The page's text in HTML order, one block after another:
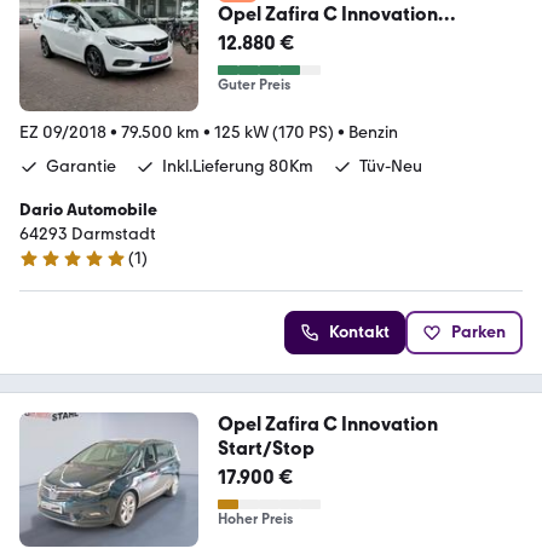
Opel Zafira C Innovation
Start/Stop/Sport/Navi/Kamera
12.880 €
Guter Preis
EZ 09/2018• 79.500 km • 125 kW (170 PS) • Benzin
Garantie
Inkl.Lieferung 80Km Tüv-Neu
Dario Automobile
64293 Darmstadt
5 Sterne
(1)
Kontakt Parken
Opel Zafira C Innovation
Start/Stop
17.900 €
Hoher Preis